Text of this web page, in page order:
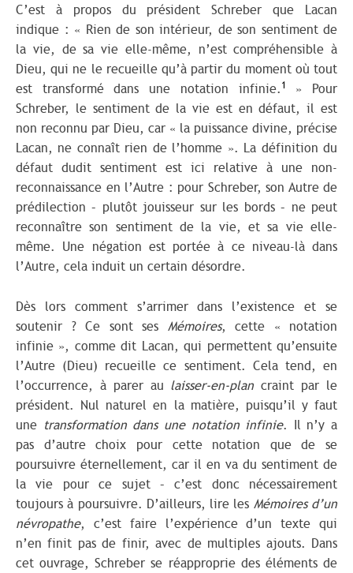
C’est à propos du président Schreber que Lacan
indique : « Rien de son intérieur, de son sentiment de
la vie, de sa vie elle-même, n’est compréhensible à
Dieu, qui ne le recueille qu’à partir du moment où tout
est transformé dans une notation infinie. 1
» Pour
Schreber, le sentiment de la vie est en défaut, il est
non reconnu par Dieu, car « la puissance divine, précise
Lacan, ne connaît rien de l’homme ». La définition du
défaut dudit sentiment est ici relative à une non-
reconnaissance en l’Autre : pour Schreber, son Autre de
prédilection – plutôt jouisseur sur les bords – ne peut
reconnaître son sentiment de la vie, et sa vie elle-
même. Une négation est portée à ce niveau-là dans
l’Autre, cela induit un certain désordre.
Dès lors comment s’arrimer dans l’existence et se
soutenir ? Ce sont ses Mémoires, cette « notation
infinie », comme dit Lacan, qui permettent qu’ensuite
l’Autre (Dieu) recueille ce sentiment. Cela tend, en
l’occurrence, à parer au laisser-en-plancraint par le
président. Nul naturel en la matière, puisqu’il y faut
une transformation dans une notation infinie. Il n’y a
pas d’autre choix pour cette notation que de se
poursuivre éternellement, car il en va du sentiment de
la vie pour ce sujet – c’est donc nécessairement
toujours à poursuivre. D’ailleurs, lire les Mémoires d’un
névropathe, c’est faire l’expérience d’un texte qui
n’en finit pas de finir, avec de multiples ajouts. Dans
cet ouvrage, Schreber se réapproprie des éléments de